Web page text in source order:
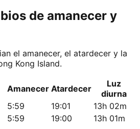
de amanecer y
el amanecer, el atardecer y la
Kong Island.
Amanecer Atardecer
Luz
diurna
5:59 19:01
13h 02m
5:59 19:00
13h 01m